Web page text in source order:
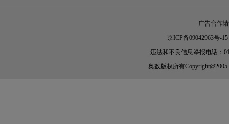
广告合作
京ICP备09042963号-15
违法和不良信息举报电话：
奥数 版权所有